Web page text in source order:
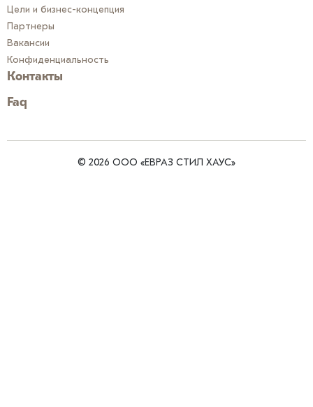
Цели и бизнес-концепция
Партнеры
Вакансии
Конфиденциальность
Контакты
Faq
© 2026 ООО «ЕВРАЗ СТИЛ ХАУС»